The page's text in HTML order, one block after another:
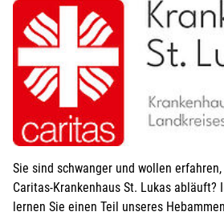
Sie sind schwanger und wollen
Caritas-Krankenhaus St. Lukas abläuft?
lernen Sie einen Teil unseres